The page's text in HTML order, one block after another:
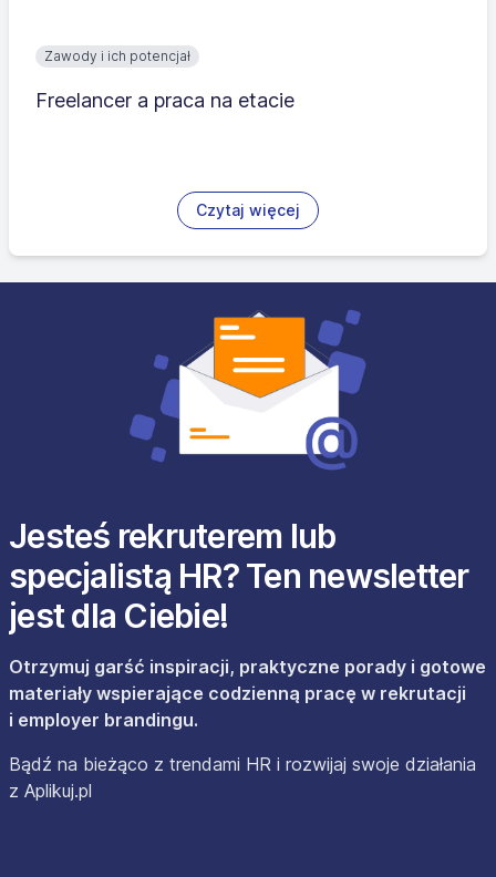
Zawody i ich potencjał
Freelancer a praca na etacie
Czytaj więcej
Jesteś rekruterem lub
specjalistą HR? Ten newsletter
jest dla Ciebie!
Otrzymuj garść inspiracji, praktyczne porady i gotowe
materiały wspierające codzienną pracę w rekrutacji
i employer brandingu.
Bądź na bieżąco z trendami HR i rozwijaj swoje działania
z Aplikuj.pl